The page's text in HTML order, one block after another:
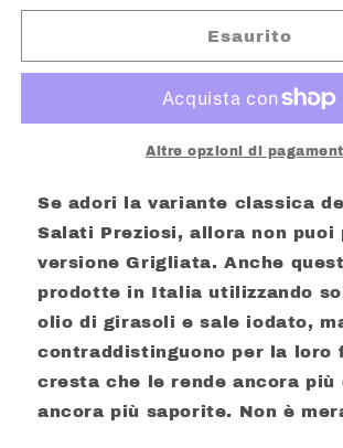
per
PREZIOSI
GR.180
per
SALATI
PREZIOSI
GRIGLIATA
GR.180
Esaurito
Altre opzioni di
Se adori la variante classica
Salati Preziosi, allora non puoi
versione Grigliata. Anche
prodotte in Italia utilizzando
olio di girasoli e sale iodato,
contraddistinguono per la loro
cresta che le rende ancora
ancora più saporite. Non è